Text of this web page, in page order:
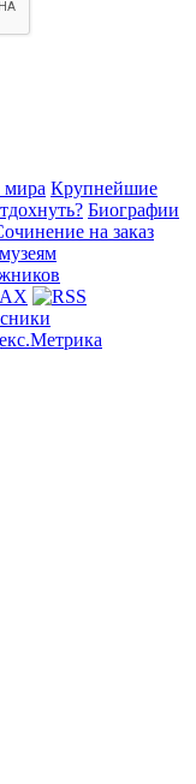
мира Крупнейшие
Биографии
на заказ